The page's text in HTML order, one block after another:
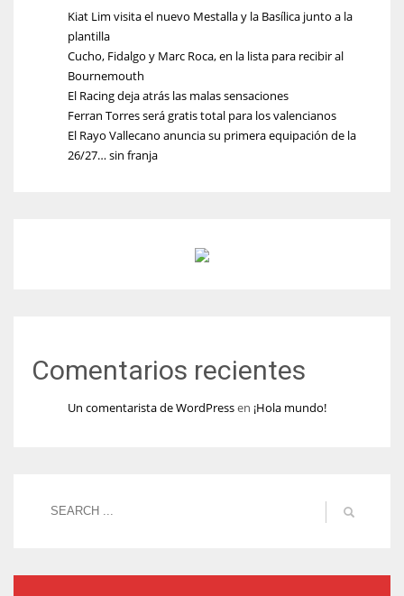
Kiat Lim visita el nuevo Mestalla y la Basílica junto a la
plantilla
Cucho, Fidalgo y Marc Roca, en la lista para recibir al
Bournemouth
El Racing deja atrás las malas sensaciones
Ferran Torres será gratis total para los valencianos
El Rayo Vallecano anuncia su primera equipación de la
26/27… sin franja
Comentarios recientes
Un comentarista de WordPressen ¡Hola mundo!